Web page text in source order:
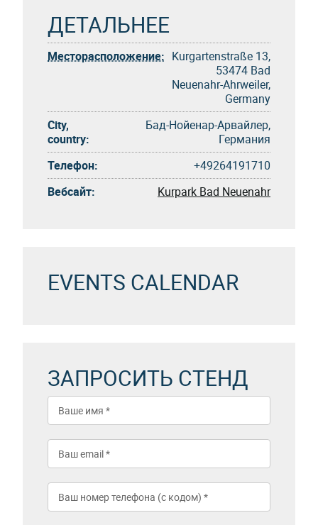
ДЕТАЛЬНЕЕ
Месторасположение: Kurgartenstraße 13,
53474 Bad
Neuenahr-Ahrweiler,
Germany
City,
country:
Бад-Нойенар-Арвайлер,
Германия
Телефон:
+49264191710
Вебсайт:
Kurpark Bad Neuenahr
EVENTS CALENDAR
ЗАПРОСИТЬ СТЕНД